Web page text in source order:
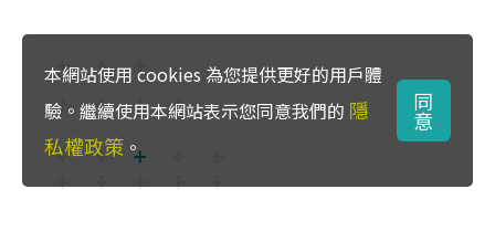
本網站使用 cookies 為您提供更好的用戶體
驗。繼續使用本網站表示您同意我們的 隱
私權政策 。
同
意